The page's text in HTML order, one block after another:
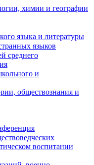
химии и географии
языка и литературы
языков
среднего
и
обществознания и
воспитании